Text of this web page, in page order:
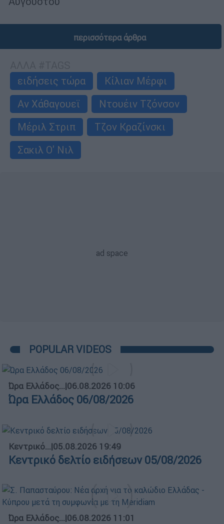
περισσότερα άρθρα
ειδήσεις τώρα
Κίλιαν Μέρφι
Αν Χάθαγουεϊ
Ντουέιν Τζόνσον
Μέριλ Στριπ
Τζον Κραζίνσκι
Σακιλ Ο' Νιλ
POPULAR VIDEOS
Ώρα Ελλάδος...|06.08.2026 10:06
Ώρα Ελλάδος 06/08/2026
Κεντρικό...|05.08.2026 19:49
Κεντρικό δελτίο ειδήσεων 05/08/2026
Ώρα Ελλάδος...|06.08.2026 11:01